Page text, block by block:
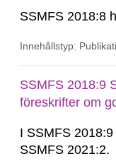
SSMFS 2018:8
Innehållstyp:
SSMFS 2018:9
föreskrifter om
I SSMFS
SSMFS 2021:2.